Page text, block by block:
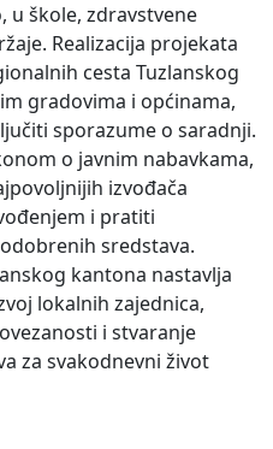
u škole, zdravstvene
Realizacija projekata
cesta Tuzlanskog
gradovima i općinama,
sporazume o saradnji.
o javnim nabavkama,
izvođača
i pratiti
sredstava.
kantona nastavlja
lokalnih zajednica,
i stvaranje
za svakodnevni život